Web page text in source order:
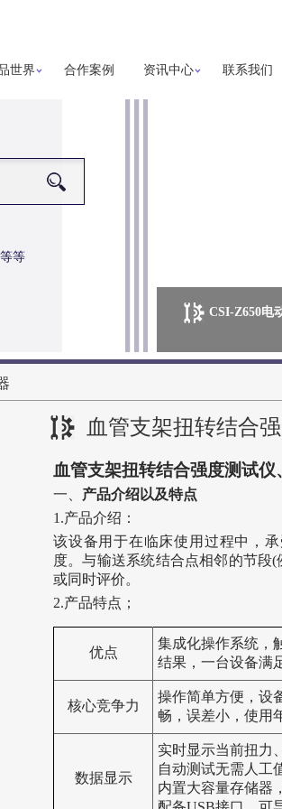
世界 合作案例 资讯中心 联系我们
等
CSI-Z650电
血管支架扭转结合
血管支架扭转结合强度测试
‌一、 产品介绍以及特点
1.产品介绍：
该设备用于在临床使用过程中，
度。与输送系统结合点相邻的节段
或同时评价。
2.产品特点；
优点
集成化操作系统，
结果，一台设备满
核心竞争力
操作简单方便，设
畅，误差小，使用
数据显示
实时显示当前扭力
自动测试无需人工
内置大容量存储器